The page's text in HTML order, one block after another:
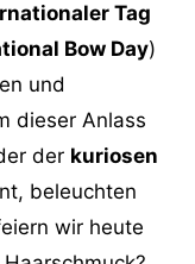
Tag
Bow Day)
und
dieser Anlass
der kuriosen
beleuchten
wir heute